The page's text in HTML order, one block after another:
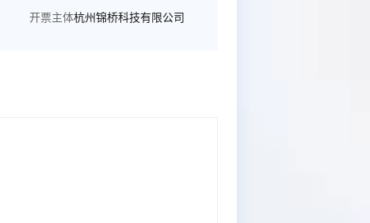
开票主体杭州锦桥科技有限公司